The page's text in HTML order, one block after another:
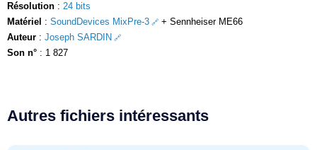
Résolution : 24 bits
Matériel : SoundDevices MixPre-3
+ Sennheiser ME66
Auteur : Joseph SARDIN
Son n° : 1 827
Autres fichiers intéressants